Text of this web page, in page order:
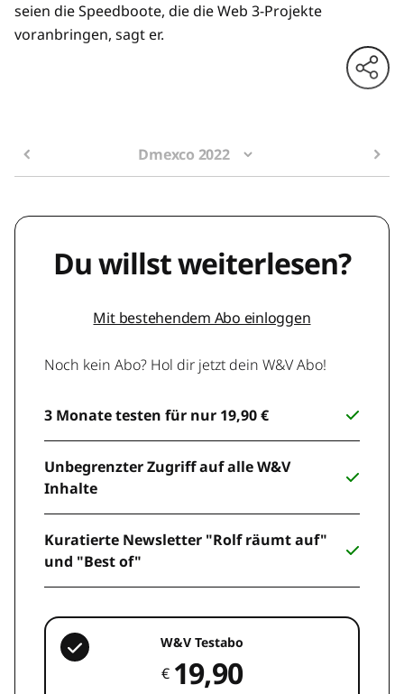
seien die Speedboote, die die Web 3-Projekte
voranbringen, sagt er.
Dmexco 2022
Du willst weiterlesen?
Mit bestehendem Abo einloggen
Noch kein Abo? Hol dir jetzt dein W&V Abo!
3 Monate testen für nur 19,90 €
Unbegrenzter Zugriff auf alle W&V
Inhalte
Kuratierte Newsletter "Rolf räumt auf"
und "Best of"
W&V Testabo
€ 19,90